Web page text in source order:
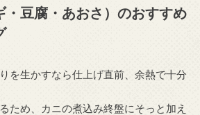
・豆腐・あおさ）のおすすめ
を生かすなら仕上げ直前、余熱で十分
ため、カニの煮込み終盤にそっと加え